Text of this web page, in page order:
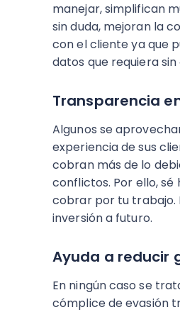
manejar, simplifican
sin duda, mejoran la
con el cliente ya que
datos que requiera
Transparencia
Algunos se
experiencia de sus
cobran más de lo
conflictos. Por ello, sé
cobrar por tu trabajo.
inversión a futuro.
Ayuda a reducir
En ningún caso se
cómplice de evasión